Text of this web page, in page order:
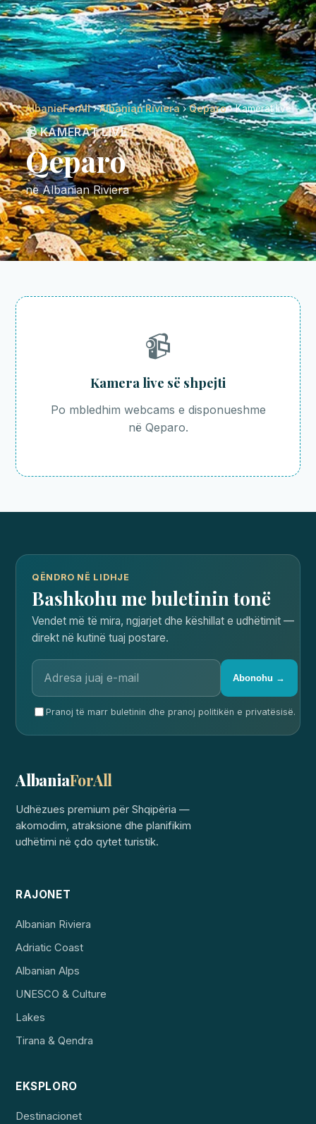
AlbaniaForAll›Albanian Riviera›Qeparo› Kamerat live
📹 KAMERAT LIVE
Qeparo
në Albanian Riviera
📹
Kamera live së shpejti
Po mbledhim webcams e disponueshme
në Qeparo.
QËNDRO NË LIDHJE
Bashkohu me buletinin tonë
Vendet më të mira, ngjarjet dhe këshillat e udhëtimit —
direkt në kutinë tuaj postare.
Abonohu →
Pranoj të marr buletinin dhe pranoj politikën e privatësisë.
AlbaniaForAll
Udhëzues premium për Shqipëria —
akomodim, atraksione dhe planifikim
udhëtimi në çdo qytet turistik.
RAJONET
Albanian Riviera
Adriatic Coast
Albanian Alps
UNESCO & Culture
Lakes
Tirana & Qendra
EKSPLORO
Destinacionet